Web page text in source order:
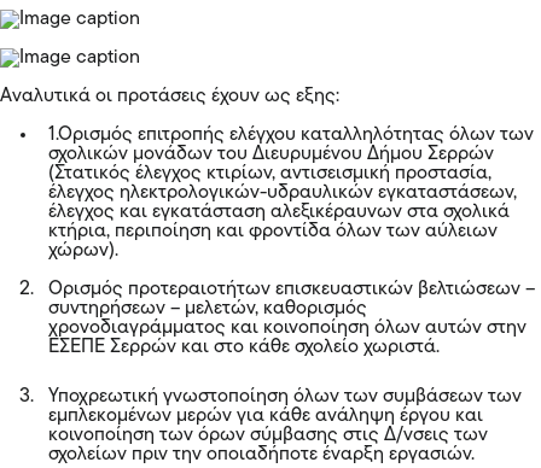
Αναλυτικά οι προτάσεις έχουν ως εξης:
1.Ορισμός επιτροπής ελέγχου καταλληλότητας όλων των
σχολικών μονάδων του Διευρυμένου Δήμου Σερρών
(Στατικός έλεγχος κτιρίων, αντισεισμική προστασία,
έλεγχος ηλεκτρολογικών-υδραυλικών εγκαταστάσεων,
έλεγχος και εγκατάσταση αλεξικέραυνων στα σχολικά
κτήρια, περιποίηση και φροντίδα όλων των αύλειων
χώρων).
Ορισμός προτεραιοτήτων επισκευαστικών βελτιώσεων –
συντηρήσεων – μελετών, καθορισμός
χρονοδιαγράμματος και κοινοποίηση όλων αυτών στην
ΕΣΕΠΕ Σερρών και στο κάθε σχολείο χωριστά.
Υποχρεωτική γνωστοποίηση όλων των συμβάσεων των
εμπλεκομένων μερών για κάθε ανάληψη έργου και
κοινοποίηση των όρων σύμβασης στις Δ/νσεις των
σχολείων πριν την οποιαδήποτε έναρξη εργασιών.